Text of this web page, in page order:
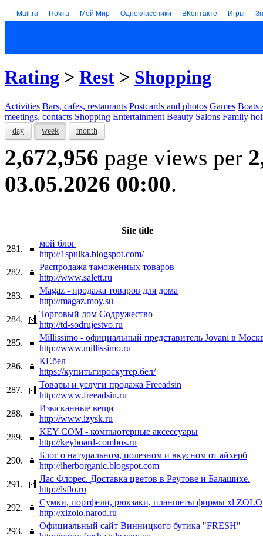
Mail.ru Почта Мой Мир Одноклассники ВКонтакте Игры
Rating > Rest > Shopping
Activities Bars, cafes, restaurants Postcards and photos Games Boats
meetings, contacts Shopping Entertainment Beauty Salons Family
day week month
2,672,956 page views per
03.05.2026 00:00.
Site title
281.
мой блог
http://1spulka.blogspot.com/
282.
Распродажа таможенных товаров
http://www.salett.ru
283.
Magaz - продажа товаров для дома
http://magaz.moy.su
284.
Торговый дом Содружество
http://td-sodrujestvo.ru
285.
Millissimo - официальный представитель Jovani в
http://www.millissimo.ru
286.
КГ.бел
https://купитьгироскутер.бел/
287.
Товары и услуги продажа Freeadsin
http://www.freeadsin.ru
288.
Изысканные вещи
http://www.izysk.ru
289.
KEY COM - компьютерные аксессуары
http://keyboard-combos.ru
290.
Блог о натуральном, полезном и вкусном от айхерб
http://iherborganic.blogspot.com
291.
Лас Флорес. Доставка цветов в Реутове и Балашихе.
http://lsflo.ru
292.
Сумки, портфели, рюкзаки, планшеты фирмы xl ZOLO
http://xlzolo.narod.ru
293.
Официальный сайт Винницкого бутика "FRESH"